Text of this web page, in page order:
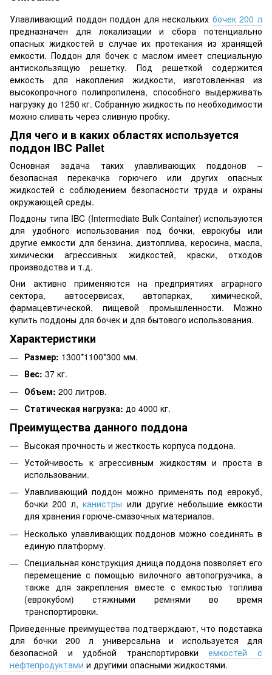
Улавливающий поддон поддон для нескольких бочек 200 л
предназначен для локализации и сбора потенциально
опасных жидкостей в случае их протекания из хранящей
емкости. Поддон для бочек с маслом имеет специальную
антискользящую решетку. Под решеткой содержится
емкость для накопления жидкости, изготовленная из
высокопрочного полипропилена, способного выдерживать
нагрузку до 1250 кг. Собранную жидкость по необходимости
можно сливать через сливную пробку.
Для чего и в каких областях используется
поддон IBC Pallet
Основная задача таких улавливающих поддонов –
безопасная перекачка горючего или других опасных
жидкостей с соблюдением безопасности труда и охраны
окружающей среды.
Поддоны типа IBC (Intermediate Bulk Container) используются
для удобного использования под бочки, еврокубы или
другие емкости для бензина, дизтоплива, керосина, масла,
химически агрессивных жидкостей, краски, отходов
производства и т.д.
Они активно применяются на предприятиях аграрного
сектора, автосервисах, автопарках, химической,
фармацевтической, пищевой промышленности. Можно
купить поддоны для бочек и для бытового использования.
Характеристики
Размер: 1300*1100*300 мм.
Вес: 37 кг.
Объем: 200 литров.
Статическая нагрузка: до 4000 кг.
Преимущества данного поддона
Высокая прочность и жесткость корпуса поддона.
Устойчивость к агрессивным жидкостям и проста в
использовании.
Улавливающий поддон можно применять под еврокуб,
бочки 200 л,канистры или другие небольшие емкости
для хранения горюче-смазочных материалов.
Несколько улавливающих поддонов можно соединять в
единую платформу.
Специальная конструкция днища поддона позволяет его
перемещение с помощью вилочного автопогрузчика, а
также для закрепления вместе с емкостью топлива
(еврокубом) стяжными ремнями во время
транспортировки.
Приведенные преимущества подтверждают, что подставка
для бочки 200 л универсальна и используется для
безопасной и удобной транспортировкиемкостей с
нефтепродуктами и другими опасными жидкостями.